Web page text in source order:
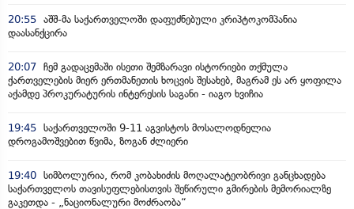
20:55 აშშ-მა საქართველოში დაფუძნებული კრიპტოკომპანია
დაასანქცირა
20:07 ჩემ გადაცემაში ისეთი შემზარავი ისტორიები თქმულა
ქართველების მიერ ერთმანეთის ხოცვის შესახებ, მაგრამ ეს არ ყოფილა
აქამდე პროკურატურის ინტერესის საგანი - იაგო ხვიჩია
19:45 საქართველოში 9-11 აგვისტოს მოსალოდნელია
დროგამოშვებით წვიმა, ზოგან ძლიერი
19:40 სიმბოლურია, რომ კობახიძის მოღალატეობრივი განცხადება
საქართველოს თავისუფლებისთვის შეწირული გმირების მემორიალზე
გაკეთდა - „ნაციონალური მოძრაობა“